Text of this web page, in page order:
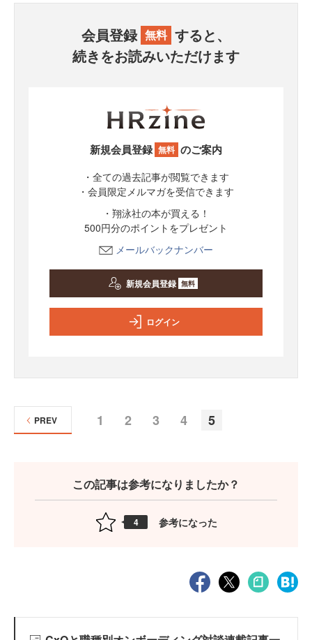
会員登録 無料 すると、
続きをお読みいただけます
新規会員登録 無料 のご案内
・全ての過去記事が閲覧できます
・会員限定メルマガを受信できます
・翔泳社の本が買える！
500円分のポイントをプレゼント
メールバックナンバー
新規会員登録 無料
ログイン
1 2 3 4 5
PREV
この記事は参考になりましたか？
4 参考になった